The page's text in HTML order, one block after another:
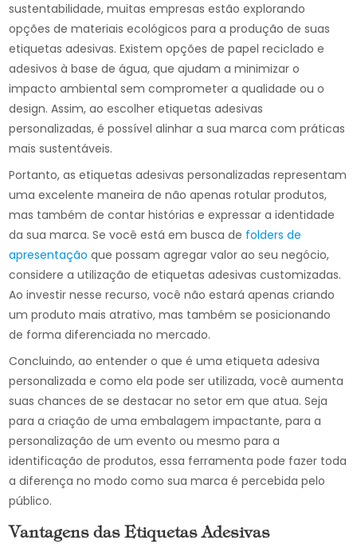
sustentabilidade, muitas empresas estão explorando
opções de materiais ecológicos para a produção de suas
etiquetas adesivas. Existem opções de papel reciclado e
adesivos à base de água, que ajudam a minimizar o
impacto ambiental sem comprometer a qualidade ou o
design. Assim, ao escolher etiquetas adesivas
personalizadas, é possível alinhar a sua marca com práticas
mais sustentáveis.
Portanto, as etiquetas adesivas personalizadas representam
uma excelente maneira de não apenas rotular produtos,
mas também de contar histórias e expressar a identidade
da sua marca. Se você está em busca de folders de
apresentação que possam agregar valor ao seu negócio,
considere a utilização de etiquetas adesivas customizadas.
Ao investir nesse recurso, você não estará apenas criando
um produto mais atrativo, mas também se posicionando
de forma diferenciada no mercado.
Concluindo, ao entender o que é uma etiqueta adesiva
personalizada e como ela pode ser utilizada, você aumenta
suas chances de se destacar no setor em que atua. Seja
para a criação de uma embalagem impactante, para a
personalização de um evento ou mesmo para a
identificação de produtos, essa ferramenta pode fazer toda
a diferença no modo como sua marca é percebida pelo
público.
Vantagens das Etiquetas Adesivas